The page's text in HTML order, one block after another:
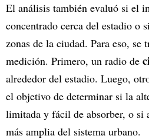
El análisis también evaluó si el
concentrado cerca del estadio o
zonas de la ciudad. Para eso, se
medición. Primero, un radio de
alrededor del estadio. Luego,
el objetivo de determinar si la
limitada y fácil de absorber, o si
más amplia del sistema urbano.